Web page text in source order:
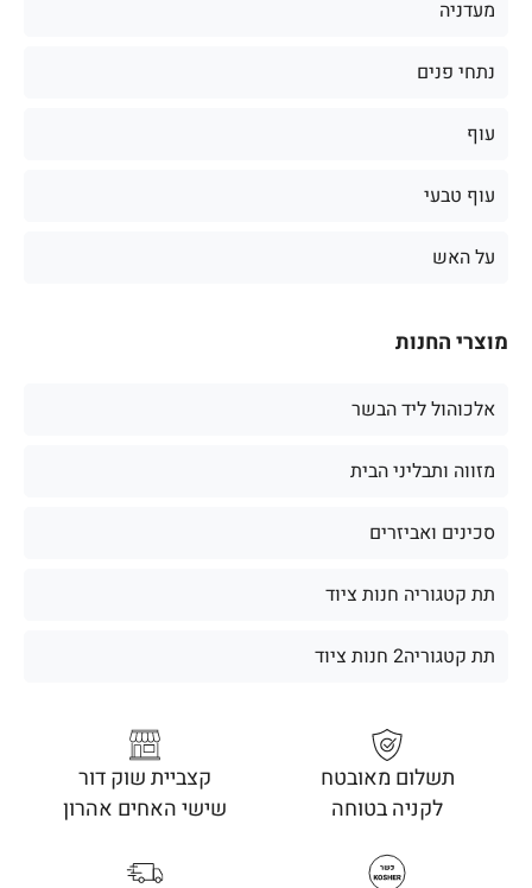
מעדניה
נתחי פנים
עוף
עוף טבעי
על האש
מוצרי החנות
אלכוהול ליד הבשר
מזווה ותבליני הבית
סכינים ואביזרים
תת קטגוריה חנות ציוד
תת קטגוריה2 חנות ציוד
תשלום מאובטח
לקניה בטוחה
קצביית שוק דור
שישי האחים אהרון